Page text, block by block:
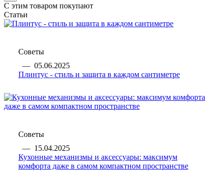
С этим товаром покупают
Статьи
Советы
— 05.06.2025
Плинтус - стиль и защита в каждом сантиметре
Советы
— 15.04.2025
Кухонные механизмы и аксессуары: максимум
комфорта даже в самом компактном пространстве